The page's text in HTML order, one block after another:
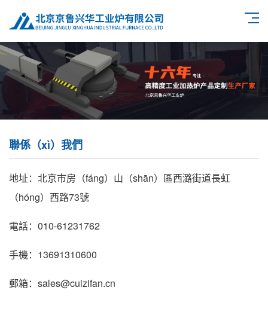
聯係（xì）我們
地址：北京市房（fáng）山（shān）區西潞街道長虹
（hóng）西路73號
電話：010-61231762
手機：13691310600
郵箱：sales@cuizifan.cn